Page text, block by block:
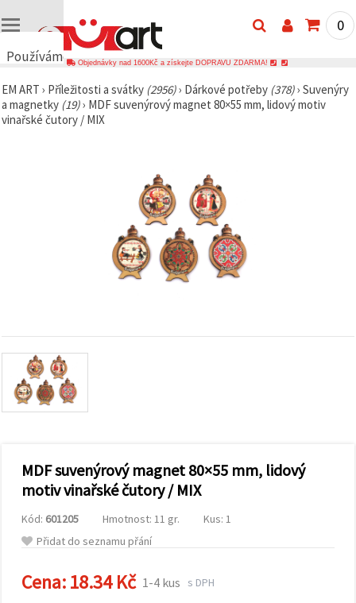
Používáme
🍪
Používáme
cookies a
zobrazovali
obsah a
reklamu, a
to i s
pomocí
našich
marketing.
souhlasit s
všech
cookies
kliknutím
vše!" Nebo
0
Objednávky nad 1600Kč a získejte DOPRAVU ZDARMA!
EM ART › Příležitosti a svátky (2956)› Dárkové potřeby (378)› Suvenýry
a magnetky (19)› MDF suvenýrový magnet 80×55 mm, lidový motiv
vinařské čutory / MIX
MDF suvenýrový magnet 80×55 mm, lidový
motiv vinařské čutory / MIX
Kód: 601205 Hmotnost: 11 gr.
Kus: 1
Přidat do seznamu přání
Cena:18.34 Kč 1-4 kus s DPH